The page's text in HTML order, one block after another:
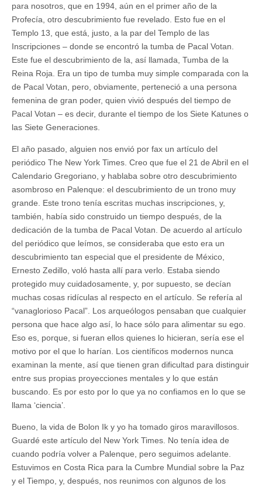
para nosotros, que en 1994, aún en el primer año de la
Profecía, otro descubrimiento fue revelado. Esto fue en el
Templo 13, que está, justo, a la par del Templo de las
Inscripciones – donde se encontró la tumba de Pacal Votan.
Este fue el descubrimiento de la, así llamada, Tumba de la
Reina Roja. Era un tipo de tumba muy simple comparada con la
de Pacal Votan, pero, obviamente, perteneció a una persona
femenina de gran poder, quien vivió después del tiempo de
Pacal Votan – es decir, durante el tiempo de los Siete Katunes o
las Siete Generaciones.
El año pasado, alguien nos envió por fax un artículo del
periódico The New York Times. Creo que fue el 21 de Abril en el
Calendario Gregoriano, y hablaba sobre otro descubrimiento
asombroso en Palenque: el descubrimiento de un trono muy
grande. Este trono tenía escritas muchas inscripciones, y,
también, había sido construido un tiempo después, de la
dedicación de la tumba de Pacal Votan. De acuerdo al artículo
del periódico que leímos, se consideraba que esto era un
descubrimiento tan especial que el presidente de México,
Ernesto Zedillo, voló hasta allí para verlo. Estaba siendo
protegido muy cuidadosamente, y, por supuesto, se decían
muchas cosas ridículas al respecto en el artículo. Se refería al
“vanaglorioso Pacal”. Los arqueólogos pensaban que cualquier
persona que hace algo así, lo hace sólo para alimentar su ego.
Eso es, porque, si fueran ellos quienes lo hicieran, sería ese el
motivo por el que lo harían. Los científicos modernos nunca
examinan la mente, así que tienen gran dificultad para distinguir
entre sus propias proyecciones mentales y lo que están
buscando. Es por esto por lo que ya no confiamos en lo que se
llama ‘ciencia’.
Bueno, la vida de Bolon Ik y yo ha tomado giros maravillosos.
Guardé este artículo del New York Times. No tenía idea de
cuando podría volver a Palenque, pero seguimos adelante.
Estuvimos en Costa Rica para la Cumbre Mundial sobre la Paz
y el Tiempo, y, después, nos reunimos con algunos de los